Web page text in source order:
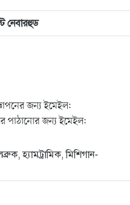
৫ অঞ্চলে মিশন বন্ধ করছে
বনভোজনে প্রাণের উচ্ছ্বাস
আল-সাইয়েদকে হারাতে
এআইপ্যাক
প্রেস ব্রিফিং
নেবারহুড
জন্য ইমেইল:
জন্য ইমেইল:
হ্যামট্রামিক, মিশিগান-